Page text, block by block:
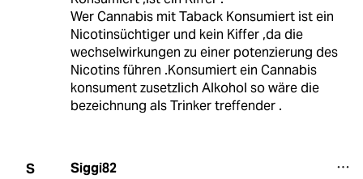
Wer Cannabis mit Taback Konsumiert ist ein
Nicotinsüchtiger und kein Kiffer ,da die
wechselwirkungen zu einer potenzierung des
Nicotins führen .Konsumiert ein Cannabis
konsument zusetzlich Alkohol so wäre die
bezeichnung als Trinker treffender .
S Siggi82